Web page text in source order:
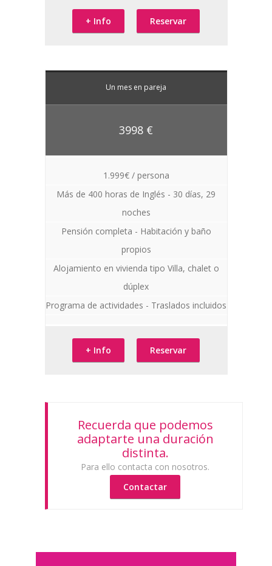
+ Info Reservar
Un mes en pareja
3998 €
1.999€ / persona
Más de 400 horas de Inglés - 30 días, 29
noches
Pensión completa - Habitación y baño
propios
Alojamiento en vivienda tipo Villa, chalet o
dúplex
Programa de actividades - Traslados incluidos
+ Info Reservar
Recuerda que podemos
adaptarte una duración
distinta.
Para ello contacta con nosotros.
Contactar